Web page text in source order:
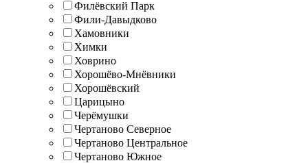
Филёвский Парк
Фили-Давыдково
Хамовники
Химки
Ховрино
Хорошёво-Мнёвники
Хорошёвский
Царицыно
Черёмушки
Чертаново Северное
Чертаново Центральное
Чертаново Южное